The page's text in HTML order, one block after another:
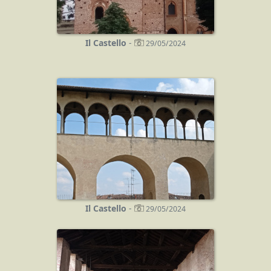
Il Castello - 29/05/2024
Il Castello - 29/05/2024